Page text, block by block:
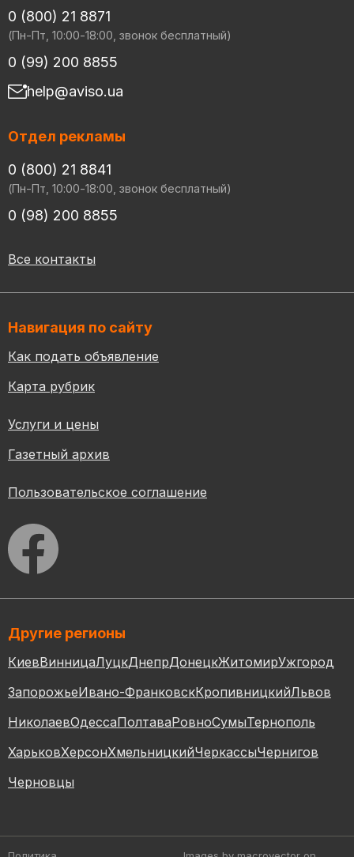
0 (800) 21 8871
(Пн-Пт, 10:00-18:00, звонок бесплатный)
0 (99) 200 8855
help@aviso.ua
Отдел рекламы
0 (800) 21 8841
(Пн-Пт, 10:00-18:00, звонок бесплатный)
0 (98) 200 8855
Все контакты
Навигация по сайту
Как подать объявление
Карта рубрик
Услуги и цены
Газетный архив
Пользовательское соглашение
Другие регионы
КиевВинницаЛуцкДнепрДонецкЖитомирУжгород
ЗапорожьеИвано-ФранковскКропивницкийЛьвов
НиколаевОдессаПолтаваРовноСумыТернополь
ХарьковХерсонХмельницкийЧеркассыЧернигов
Черновцы